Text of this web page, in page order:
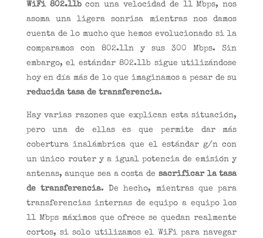
WiFi 802.11bcon una velocidad de 11 Mbps, nos
asoma una ligera sonrisa mientras nos damos
cuenta de lo mucho que hemos evolucionado si la
comparamos con 802.11n y sus 300 Mbps. Sin
embargo, el estándar 802.11b sigue utilizándose
hoy en día más de lo que imaginamos a pesar de su
reducida tasa de transferencia.
Hay varias razones que explican esta situación,
pero una de ellas es que permite dar más
cobertura inalámbrica que el estándar g/n con
un único router y a igual potencia de emisión y
antenas, aunque sea a costa de sacrificar la tasa
de transferencia. De hecho, mientras que para
transferencias internas de equipo a equipo los
11 Mbps máximos que ofrece se quedan realmente
cortos, si solo utilizamos el WiFi para navegar